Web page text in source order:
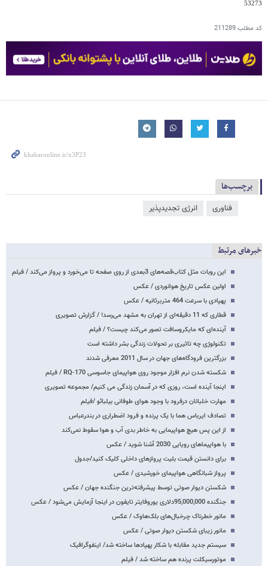
53273
کد مطلب211289
برچسب‌ها
فناوری انرژی تجدیدپذیر
خبرهای مرتبط
این روبات مثل کتاب‌قصه‌های 3بعدی از روی صفحه تا می‌خورد و پرواز می‌کند / فیلم
اولین عکس تاریخ هوانوردی / عکس
پهپادی با سرعت 464 متربرثانیه / عکس
قطاری که 11 دقیقه‌ای از تهران به مشهد می‌رسد! / گزارش تصویری
آینده‌ای که مایکروسافت تصور می‌کند چیست؟ / فیلم
تکنولوژی چه تاثیری بر تحولات زندگی بشر داشته است
بزرگترین فرودگاه‌های جهان در سال 2011 معرفی شدند
شکسته شدن نرم افزار موجود روی هواپیمای جاسوسی RQ-170 / فیلم
اینجا آینده است، روزی که در آسمان زندگی می کنیم/ مجموعه تصویری
مهارت خلبانان درفرود با وجود هوای طوفانی بیلبائو /فیلم
تصادف ایرباس هما با یک پرنده و فرود اضطراری در بندرعباس
از این پس هیچ هواپیمایی به خاطر بدی آب و هوا سقوط نمی‌کند
با هواپیماهای رویایی 2030 آشنا شوید / عکس
برای دانستن قیمت بلیت پروازهای داخلی کلیک کنید/جدول
پرواز شبانگاهی هواپیمای خورشیدی / عکس
شکستن دیوار صوتی توسط پیشرفته‌ترین جنگنده جهان / عکس
جنگنده 95,000,000دلاری یوروفایتر تایفون در اینجا آزمایش می‌شود / عکس
مانور خطرناک چرخبال‌های بلک‌هاوک / عکس
مانور زیبای شکستن دیوار صوتی / عکس
سیستم جدید مقابله با شکار پهپادها ساخته شد/ اینفوگرافیک
موتورسیکلت پرنده هم ساخته شد / فیلم